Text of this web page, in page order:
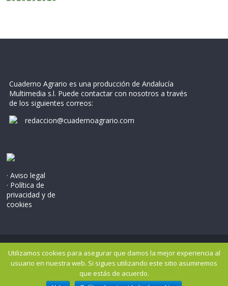
Cuaderno Agrario es una producción de Andalucía
Multimedia s.l. Puede contactar con nosotros a través
de los siguientes correos:
redaccion@cuadernoagrario.com
· Aviso legal
· Política de
privacidad y de
cookies
Copyright © 2026Cuaderno Agrario. Todos los derechos
reservados..
ThemeGrill . Potenciado por
Utilizamos cookies para asegurar que damos la mejor experiencia al
usuario en nuestra web. Si sigues utilizando este sitio asumiremos
que estás de acuerdo.